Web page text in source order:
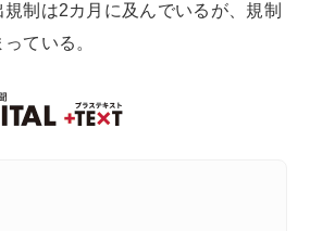
制は2カ月に及んでいるが、規制
ている。